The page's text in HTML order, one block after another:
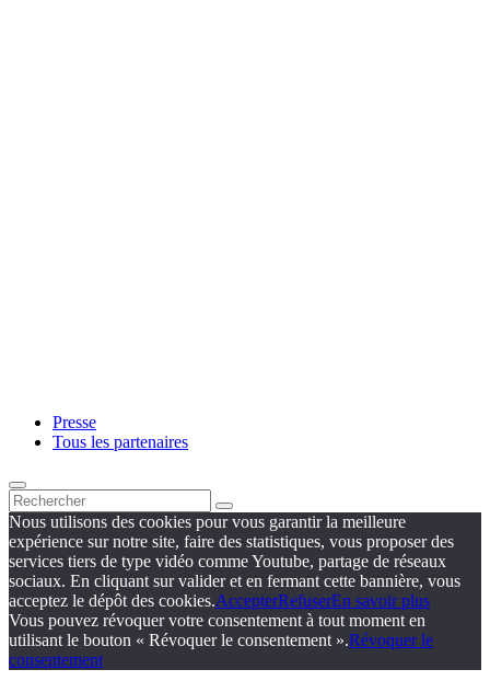
Presse
Tous les partenaires
Nous utilisons des cookies pour vous garantir la meilleure
expérience sur notre site, faire des statistiques, vous proposer des
services tiers de type vidéo comme Youtube, partage de réseaux
sociaux. En cliquant sur valider et en fermant cette bannière, vous
acceptez le dépôt des cookies.AccepterRefuserEn savoir plus
Vous pouvez révoquer votre consentement à tout moment en
utilisant le bouton « Révoquer le consentement ».Révoquer le
consentement